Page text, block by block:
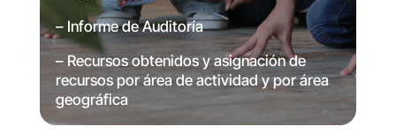
– Informe de Auditoría
– Recursos obtenidos y asignación de
recursos por área de actividad y por área
geográfica